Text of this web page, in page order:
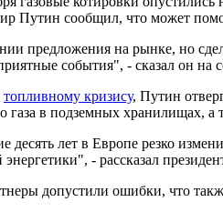
Путин сообщил, что может
предложения на рынке, но
события", - сказал он
топливному кризису, Путин
в подземных хранилищах, а
десять лет в Европе резко
- рассказал
допустили ошибки, что